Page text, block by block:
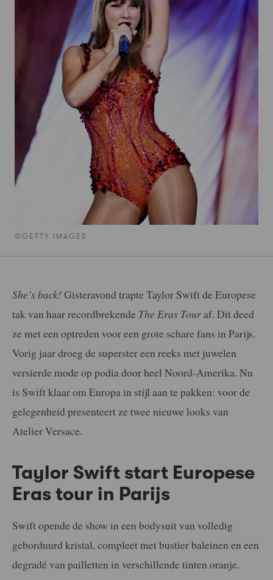
©GETTY IMAGES
She’s back! Gisteravond trapte Taylor Swift de Europese
tak van haar recordbrekende The Eras Touraf. Dit deed
ze met een optreden voor een grote schare fans in Parijs.
Vorig jaar droeg de superster een reeks met juwelen
versierde mode op podia door heel Noord-Amerika. Nu
is Swift klaar om Europa in stijl aan te pakken: voor de
gelegenheid presenteert ze twee nieuwe looks van
Atelier Versace.
Taylor Swift start Europese
Eras tour in Parijs
Swift opende de show in een bodysuit van volledig
geborduurd kristal, compleet met bustier baleinen en een
degradé van pailletten in verschillende tinten oranje.